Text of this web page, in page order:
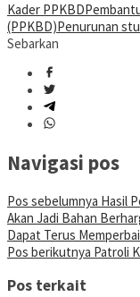
Kader PPKBD
(PPKBD)Penurunan
Sebarkan
Navigasi pos
Pos sebelumnya Hasil
Akan Jadi Bahan
Dapat Terus
Pos berikutnya Patroli
Pos terkait